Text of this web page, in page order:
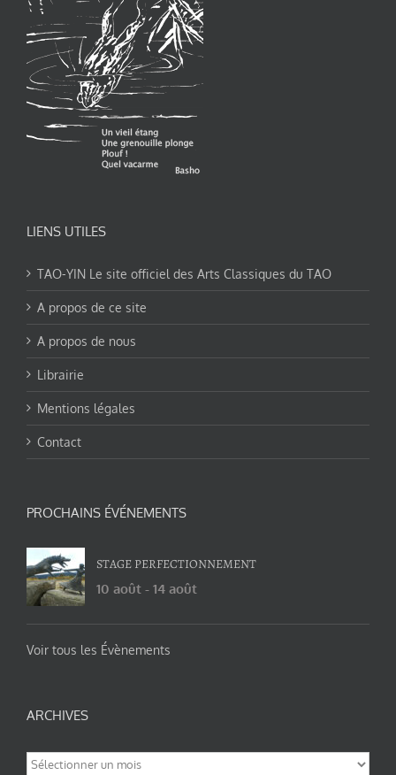
LIENS UTILES
TAO-YIN Le site officiel des Arts Classiques du TAO
A propos de ce site
A propos de nous
Librairie
Mentions légales
Contact
PROCHAINS ÉVÉNEMENTS
STAGE PERFECTIONNEMENT
10 août - 14 août
Voir tous les Évènements
ARCHIVES
Archives